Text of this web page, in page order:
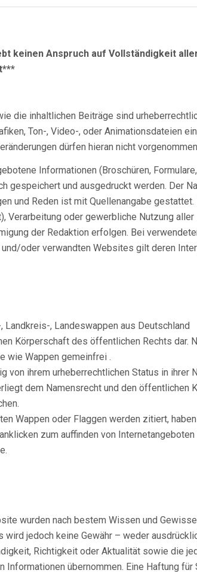
keinen Anspruch auf Vollständigkeit
die inhaltlichen Beiträge sind
Ton-, Video-, oder Animationsdateien
dürfen hieran nicht
Informationen (Broschüren,
gespeichert und ausgedruckt werden. Der
und Reden ist mit Quellenangabe
Verarbeitung oder gewerbliche Nutzung aller
der Redaktion erfolgen. Bei
oder verwandten Websites gilt deren
Landkreis-, Landeswappen aus Deutschland
Körperschaft des öffentlichen Rechts dar.
wie Wappen gemeinfrei .
von ihrem urheberrechtlichen Status in ihrer
dem Namensrecht und den öffentlichen
Wappen oder Flaggen werden zitiert,
zum auffinden von
wurden nach bestem Wissen und
jedoch keine Gewähr – weder
Richtigkeit oder Aktualität sowie die
übernommen. Eine Haftung für